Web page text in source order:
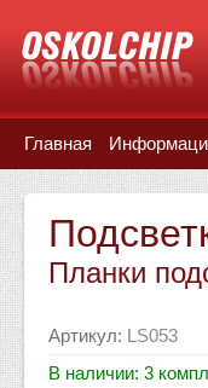
Главная
Планки
Артикул: LS053
В наличии: 3